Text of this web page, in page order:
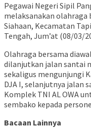
Pegawai Negeri Sipil
melaksanakan olahraga
Siahaan, Kecamatan
Tengah, Jum’at (08/03/
Olahraga bersama
dilanjutkan jalan santai
sekaligus mengunjungi
DJA I, selanjutnya jalan
Komplek TNI AL OWA
sembako kepada
Bacaan Lainnya